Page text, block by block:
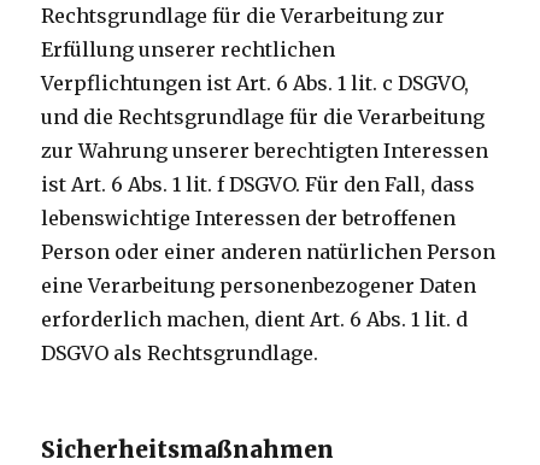
Rechtsgrundlage für die Verarbeitung zur
Erfüllung unserer rechtlichen
Verpflichtungen ist Art. 6 Abs. 1 lit. c DSGVO,
und die Rechtsgrundlage für die Verarbeitung
zur Wahrung unserer berechtigten Interessen
ist Art. 6 Abs. 1 lit. f DSGVO. Für den Fall, dass
lebenswichtige Interessen der betroffenen
Person oder einer anderen natürlichen Person
eine Verarbeitung personenbezogener Daten
erforderlich machen, dient Art. 6 Abs. 1 lit. d
DSGVO als Rechtsgrundlage.
Sicherheitsmaßnahmen